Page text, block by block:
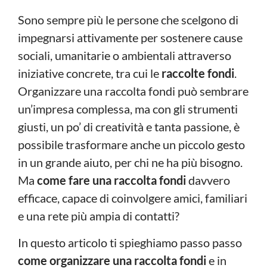
Sono sempre più le persone che scelgono di
impegnarsi attivamente per sostenere cause
sociali, umanitarie o ambientali attraverso
iniziative concrete, tra cui le raccolte fondi.
Organizzare una raccolta fondi può sembrare
un’impresa complessa, ma con gli strumenti
giusti, un po’ di creatività e tanta passione, è
possibile trasformare anche un piccolo gesto
in un grande aiuto, per chi ne ha più bisogno.
Ma come fare una raccolta fondidavvero
efficace, capace di coinvolgere amici, familiari
e una rete più ampia di contatti?
In questo articolo ti spieghiamo passo passo
come organizzare una raccolta fondie in